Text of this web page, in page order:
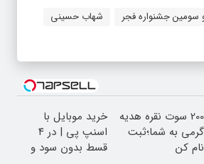
200 سوت نقره هدیه
گرمی به شما؛ثبت
خرید موبایل با
اسنپ پی | در ۴